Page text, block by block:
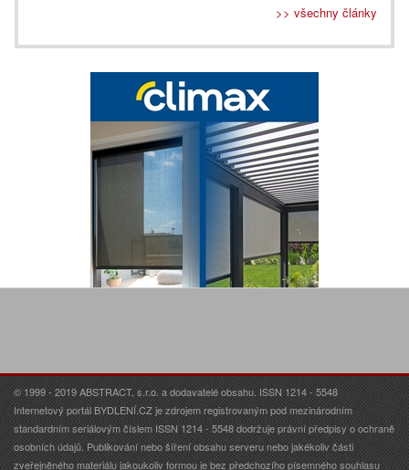
>> všechny články
© 1999 - 2019 ABSTRACT, s.r.o. a dodavatelé obsahu. ISSN 1214 - 5548
Internetový portál BYDLENÍ.CZ je zdrojem registrovaným pod mezinárodním
standardním seriálovým číslem ISSN 1214 - 5548 dodržuje právní předpisy o ochraně
osobních údajů. Publikování nebo šíření obsahu serveru nebo jakékoliv části
zveřejněného materiálu jakoukoliv formou je bez předchozího písemného souhlasu